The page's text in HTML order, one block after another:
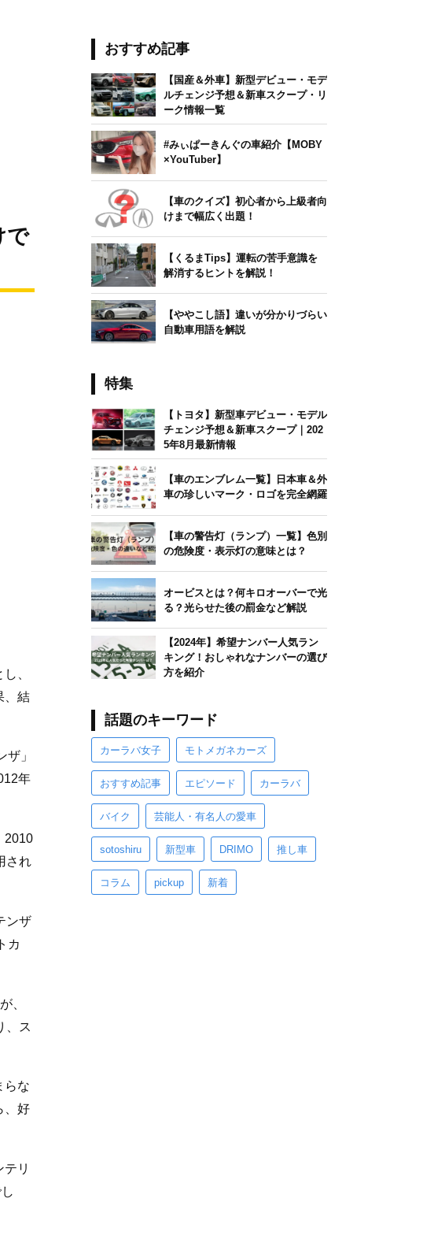
で
、
、結
」
年
2010
され
ンザ
カ
、
、ス
らな
、好
リ
おすすめ記事
【国産＆外車】新型デビュー・モデ
ルチェンジ予想＆新車スクープ・リ
ーク情報一覧
#みぃぱーきんぐの車紹介【MOBY
×YouTuber】
【車のクイズ】初心者から上級者向
けまで幅広く出題！
【くるまTips】運転の苦手意識を
解消するヒントを解説！
【ややこし語】違いが分かりづらい
自動車用語を解説
特集
【トヨタ】新型車デビュー・モデル
チェンジ予想＆新車スクープ｜202
5年8月最新情報
【車のエンブレム一覧】日本車＆外
車の珍しいマーク・ロゴを完全網羅
【車の警告灯（ランプ）一覧】色別
の危険度・表示灯の意味とは？
オービスとは？何キロオーバーで光
る？光らせた後の罰金など解説
【2024年】希望ナンバー人気ラン
キング！おしゃれなナンバーの選び
方を紹介
話題のキーワード
カーラバ女子 モトメガネカーズ
おすすめ記事 エピソード カーラバ
バイク 芸能人・有名人の愛車
sotoshiru 新型車 DRIMO 推し車
コラム pickup 新着